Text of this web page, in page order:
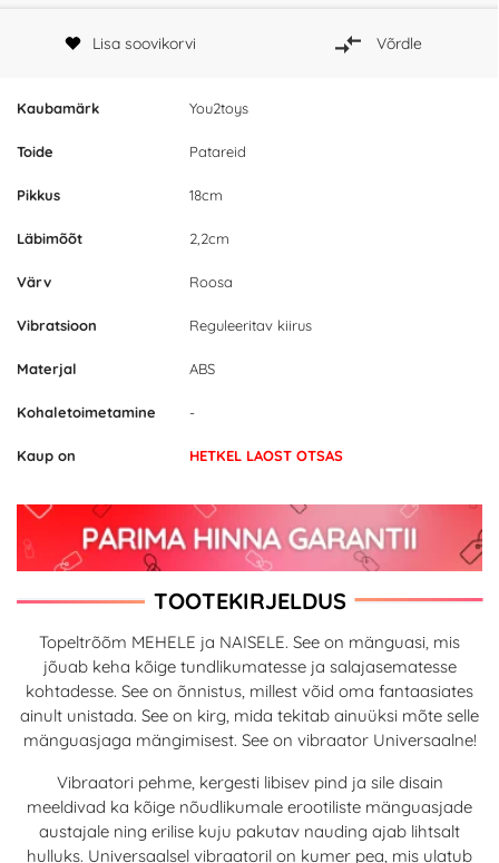
Kaubamärk You2toys
Toide Patareid
Pikkus 18cm
Läbimõõt 2,2cm
Värv Roosa
Vibratsioon Reguleeritav kiirus
Materjal ABS
Kohaletoimetamine -
Kaup on HETKEL LAOST OTSAS
Lisa soovikorvi Võrdle
TOOTEKIRJELDUS
Topeltrõõm MEHELE ja NAISELE. See on mänguasi, mis
jõuab keha kõige tundlikumatesse ja salajasematesse
kohtadesse. See on õnnistus, millest võid oma fantaasiates
ainult unistada. See on kirg, mida tekitab ainuüksi mõte selle
mänguasjaga mängimisest. See on vibraator Universaalne!
Vibraatori pehme, kergesti libisev pind ja sile disain
meeldivad ka kõige nõudlikumale erootiliste mänguasjade
austajale ning erilise kuju pakutav nauding ajab lihtsalt
hulluks. Universaalsel vibraatoril on kumer pea, mis ulatub